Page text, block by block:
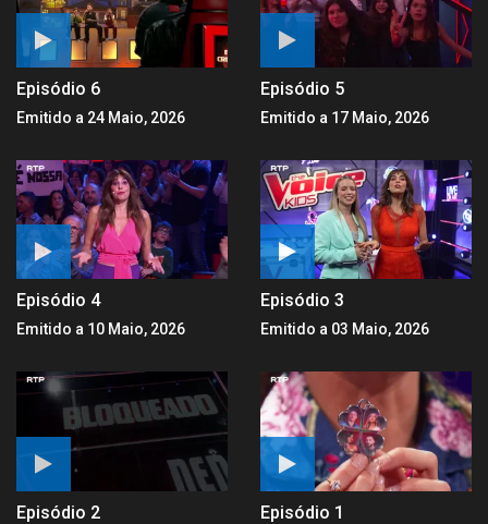
Episódio 6
Emitido a 24 Maio, 2026
Episódio 5
Emitido a 17 Maio, 2026
Episódio 4
Emitido a 10 Maio, 2026
Episódio 3
Emitido a 03 Maio, 2026
Episódio 2 Episódio 1